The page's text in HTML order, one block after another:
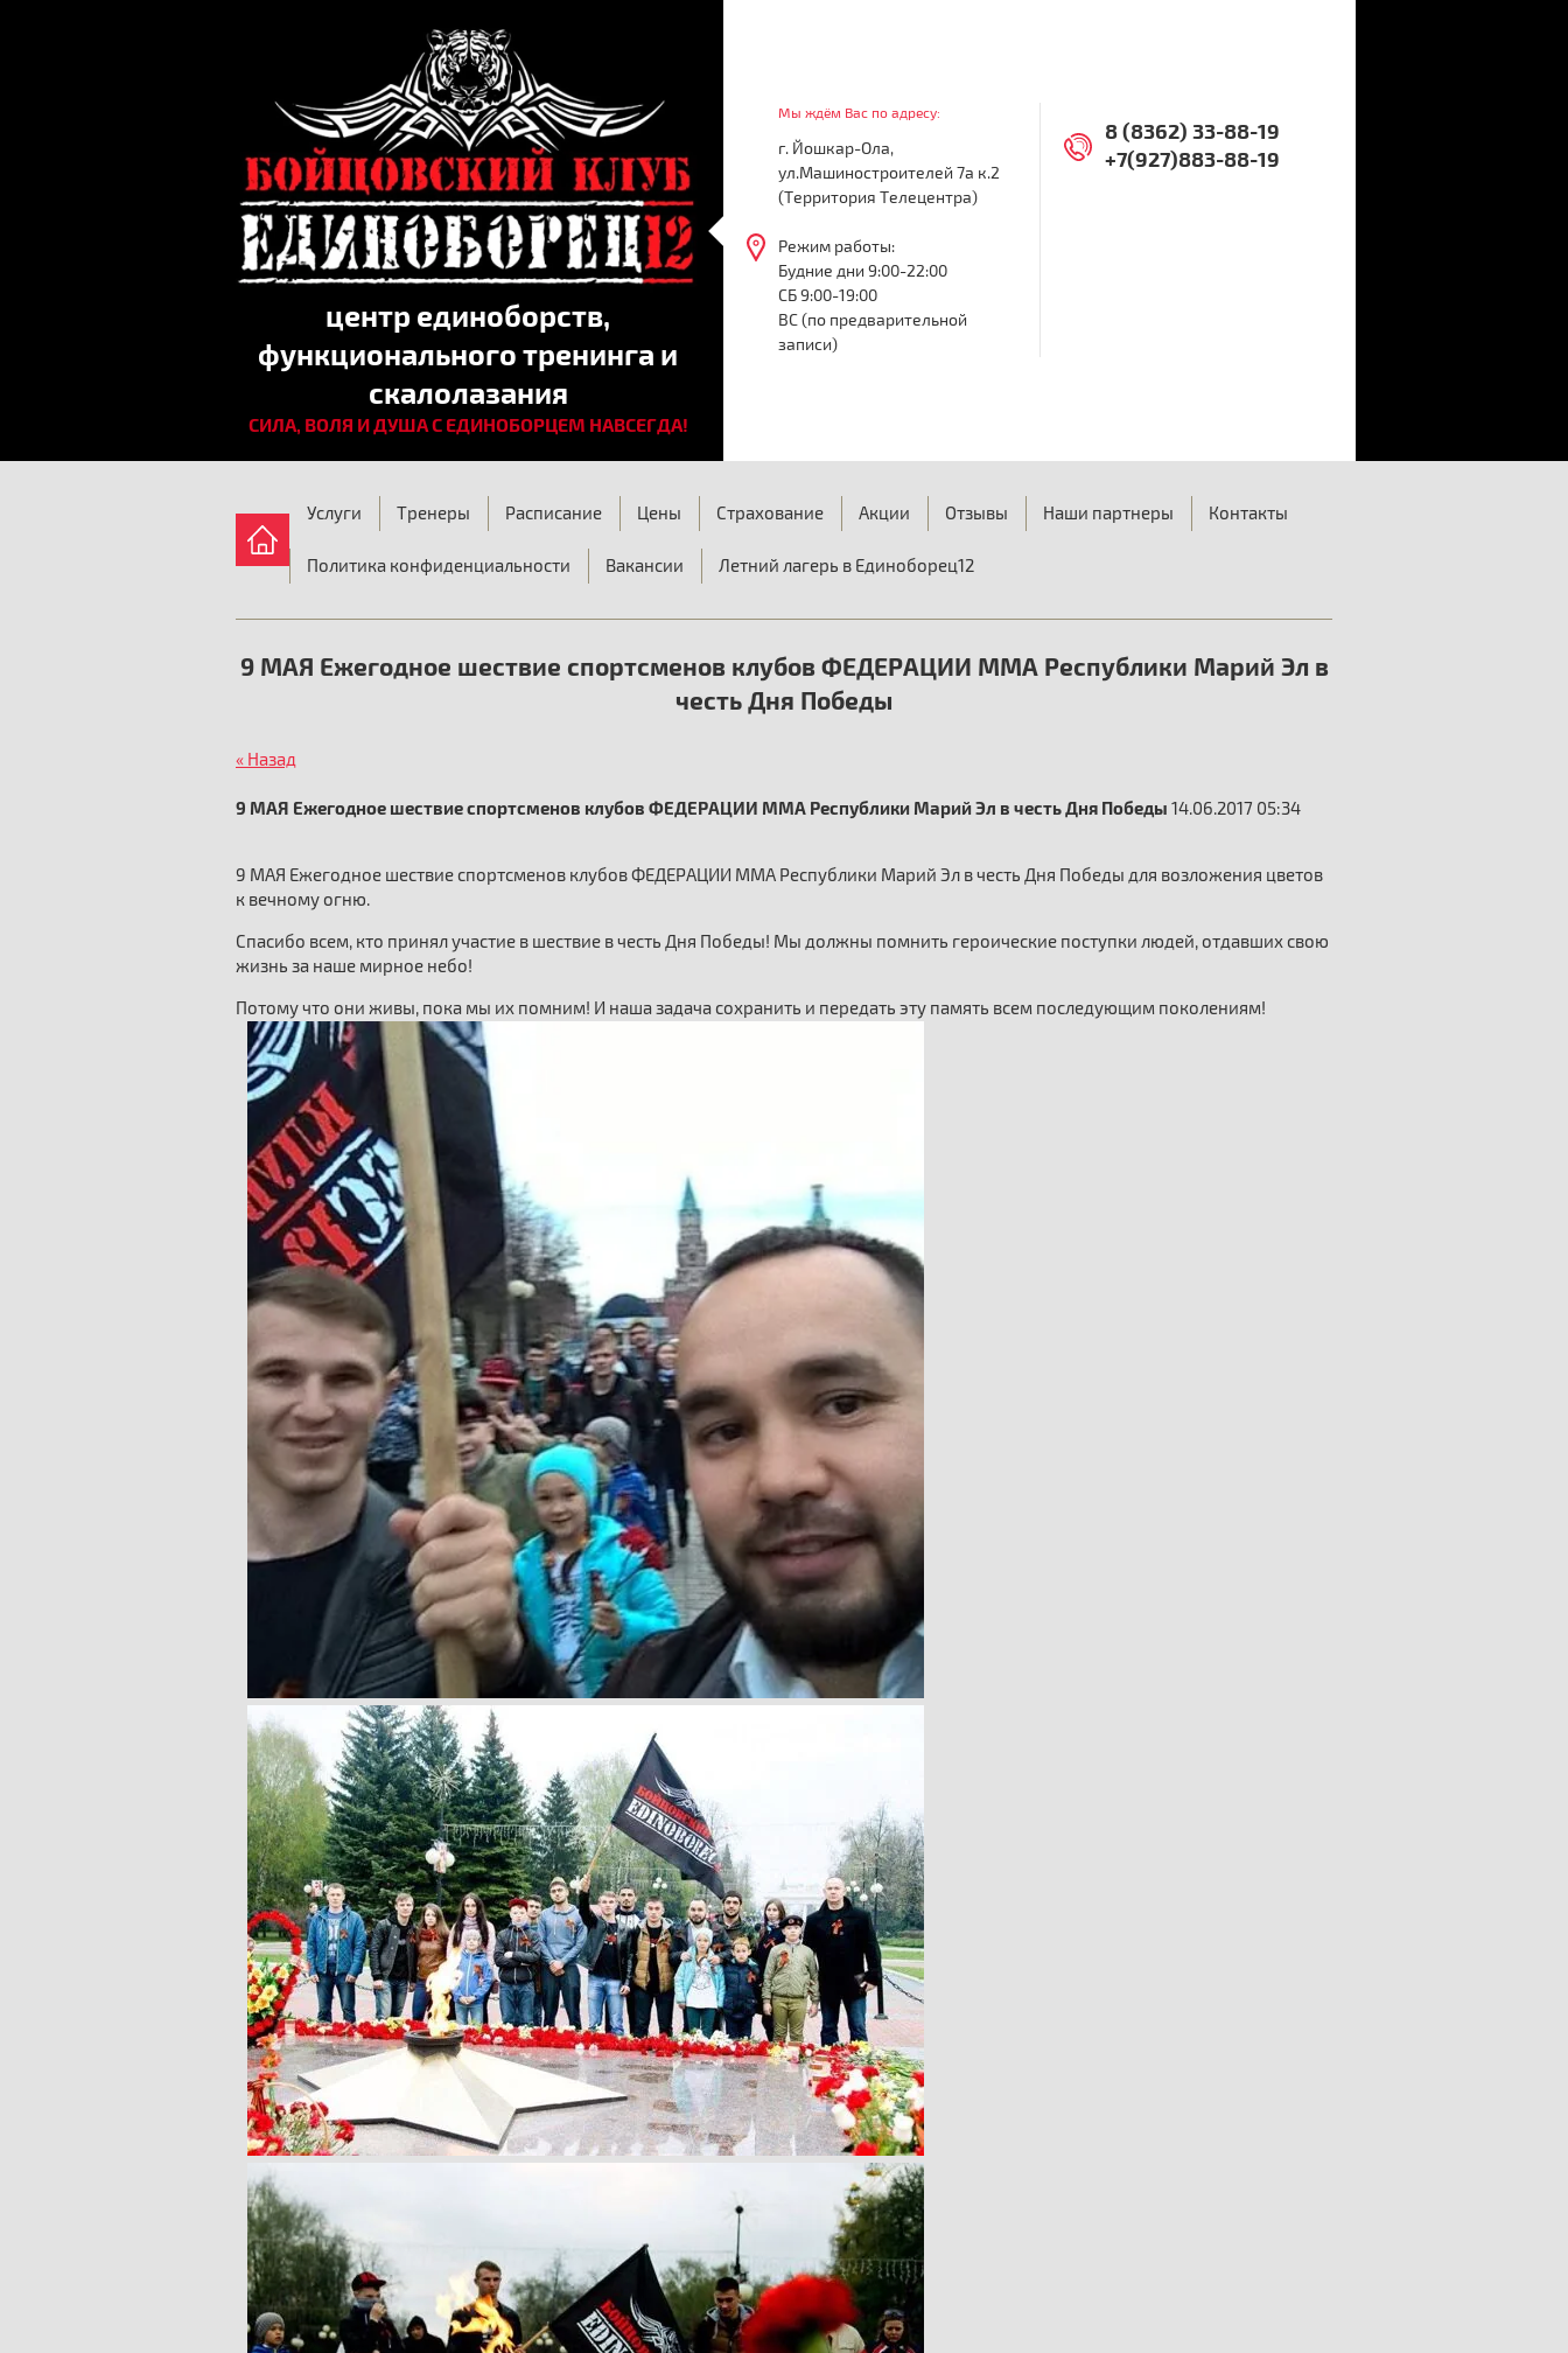
центр единоборств,
функционального тренинга и
скалолазания
СИЛА, ВОЛЯ И ДУША С ЕДИНОБОРЦЕМ НАВСЕГДА!
Мы ждём Вас по адресу:
г. Йошкар-Ола,
ул.Машиностроителей 7а к.2
(Территория Телецентра)
Режим работы:
Будние дни 9:00-22:00
СБ 9:00-19:00
ВС (по предварительной
записи)
8 (8362) 33-88-19
+7(927)883-88-19
Услуги Тренеры Расписание Цены Страхование Акции Отзывы Наши партнеры Контакты
Политика конфиденциальности Вакансии Летний лагерь в Единоборец12
9 МАЯ Ежегодное шествие спортсменов клубов ФЕДЕРАЦИИ ММА Республики Марий Эл в
честь Дня Победы
« Назад
9 МАЯ Ежегодное шествие спортсменов клубов ФЕДЕРАЦИИ ММА Республики Марий Эл в честь Дня Победы 14.06.2017 05:34
9 МАЯ Ежегодное шествие спортсменов клубов ФЕДЕРАЦИИ ММА Республики Марий Эл в честь Дня Победы для возложения цветов
к вечному огню.
Спасибо всем, кто принял участие в шествие в честь Дня Победы! Мы должны помнить героические поступки людей, отдавших свою
жизнь за наше мирное небо!
Потому что они живы, пока мы их помним! И наша задача сохранить и передать эту память всем последующим поколениям!